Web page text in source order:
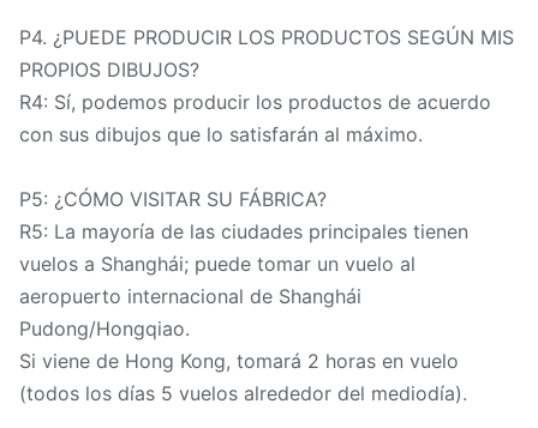
P4. ¿PUEDE PRODUCIR LOS PRODUCTOS SEGÚN MIS
PROPIOS DIBUJOS?
R4: Sí, podemos producir los productos de acuerdo
con sus dibujos que lo satisfarán al máximo.
P5: ¿CÓMO VISITAR SU FÁBRICA?
R5: La mayoría de las ciudades principales tienen
vuelos a Shanghái; puede tomar un vuelo al
aeropuerto internacional de Shanghái
Pudong/Hongqiao.
Si viene de Hong Kong, tomará 2 horas en vuelo
(todos los días 5 vuelos alrededor del mediodía).